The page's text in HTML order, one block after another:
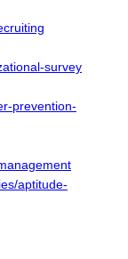
survey
prevention-
aptitude-